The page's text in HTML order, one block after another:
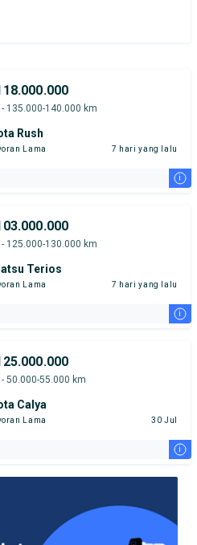
135.000-140.000 km
Rush
Lama 7 hari yang lalu
i
125.000-130.000 km
Terios
Lama 7 hari yang lalu
i
50.000-55.000 km
Calya
Lama 30 Jul
i